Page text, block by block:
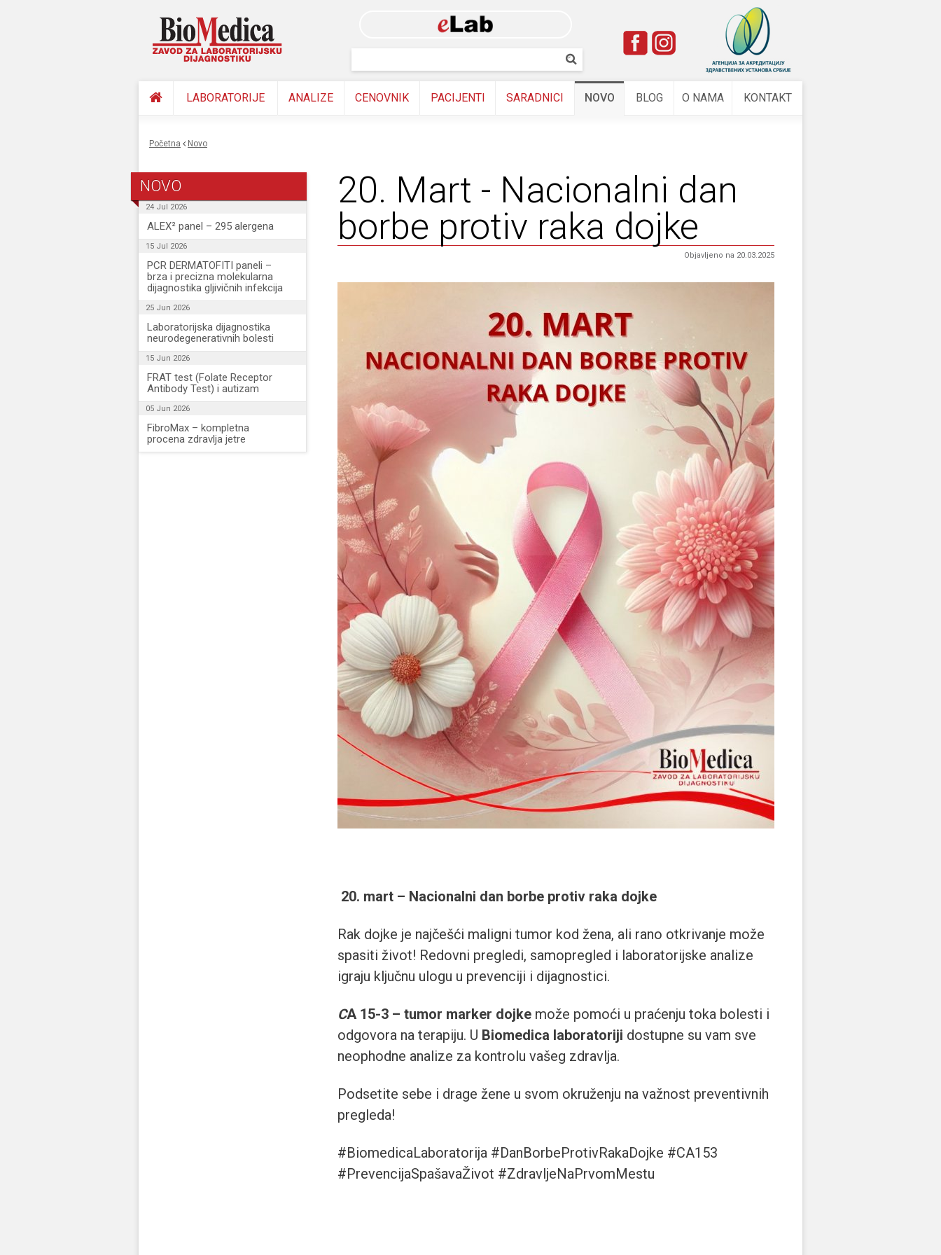
main
content
Pretraživanje
LABORATORIJE ANALIZE CENOVNIK PACIJENTI SARADNICI NOVO BLOG O NAMA KONTAKT
Početna Novo
20. Mart - Nacionalni dan
borbe protiv raka dojke
Objavljeno na 20.03.2025
20. mart – Nacionalni dan borbe protiv raka dojke
Rak dojke je najčešći maligni tumor kod žena, ali rano otkrivanje može
spasiti život! Redovni pregledi, samopregled i laboratorijske analize
igraju ključnu ulogu u prevenciji i dijagnostici.
CA 15-3 – tumor marker dojke može pomoći u praćenju toka bolesti i
odgovora na terapiju. U Biomedica laboratoriji dostupne su vam sve
neophodne analize za kontrolu vašeg zdravlja.
Podsetite sebe i drage žene u svom okruženju na važnost preventivnih
pregleda!
#BiomedicaLaboratorija #DanBorbeProtivRakaDojke #CA153
#PrevencijaSpašavaŽivot #ZdravljeNaPrvomMestu
NOVO
24 Jul 2026
ALEX² panel – 295 alergena
15 Jul 2026
PCR DERMATOFITI paneli –
brza i precizna molekularna
dijagnostika gljivičnih infekcija
25 Jun 2026
Laboratorijska dijagnostika
neurodegenerativnih bolesti
15 Jun 2026
FRAT test (Folate Receptor
Antibody Test) i autizam
05 Jun 2026
FibroMax – kompletna
procena zdravlja jetre